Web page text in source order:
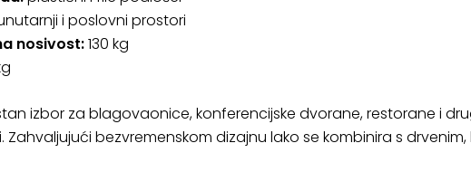
i poslovni prostori
nosivost:130 kg
izbor za blagovaonice, konferencijske dvorane, restorane i
Zahvaljujući bezvremenskom dizajnu lako se kombinira s